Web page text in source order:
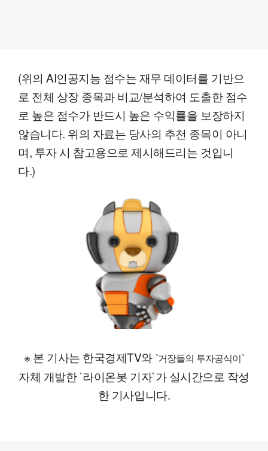
(위의 AI인공지능 점수는 재무 데이터를 기반으
로 전체 상장 종목과 비교/분석하여 도출한 점수
로 높은 점수가 반드시 높은 수익률을 보장하지
않습니다. 위의 자료는 당사의 추천 종목이 아니
며, 투자 시 참고용으로 제시해드리는 것입니
다.)
※ 본 기사는 한국경제TV와 `거장들의 투자공식이`
자체 개발한 `라이온봇 기자`가 실시간으로 작성
한 기사입니다.